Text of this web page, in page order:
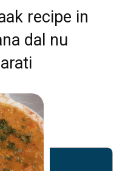
recipe in
dal nu